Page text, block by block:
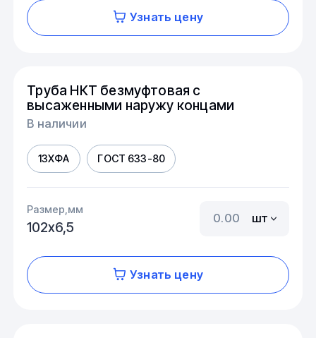
Узнать цену
Труба НКТ безмуфтовая с
высаженными наружу концами
В наличии
13ХФА ГОСТ 633-80
Размер,мм
102х6,5
шт
Узнать цену